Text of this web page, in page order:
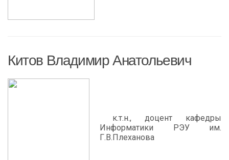
Китов Владимир Анатольевич
к.т.н., доцент кафедры
Информатики РЭУ им.
Г.В.Плеханова